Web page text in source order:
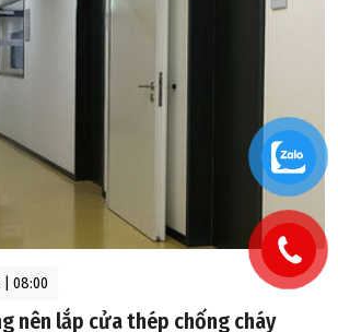
| 08:00
nên lắp cửa thép chống cháy